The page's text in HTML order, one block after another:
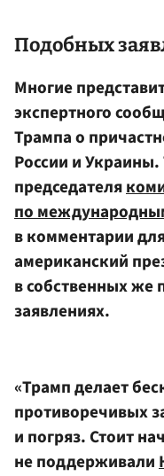
Подобных
Многие
экспертного
Трампа о
России и
председателя
по
в комментарии
американский
в собственных же
заявлениях.
«Трамп делает
противоречивых
и погряз. Стоит
не поддерживали